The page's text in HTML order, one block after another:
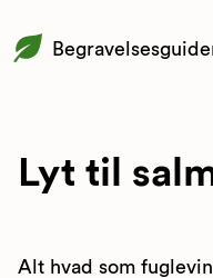
Lyt til
Alt hvad som